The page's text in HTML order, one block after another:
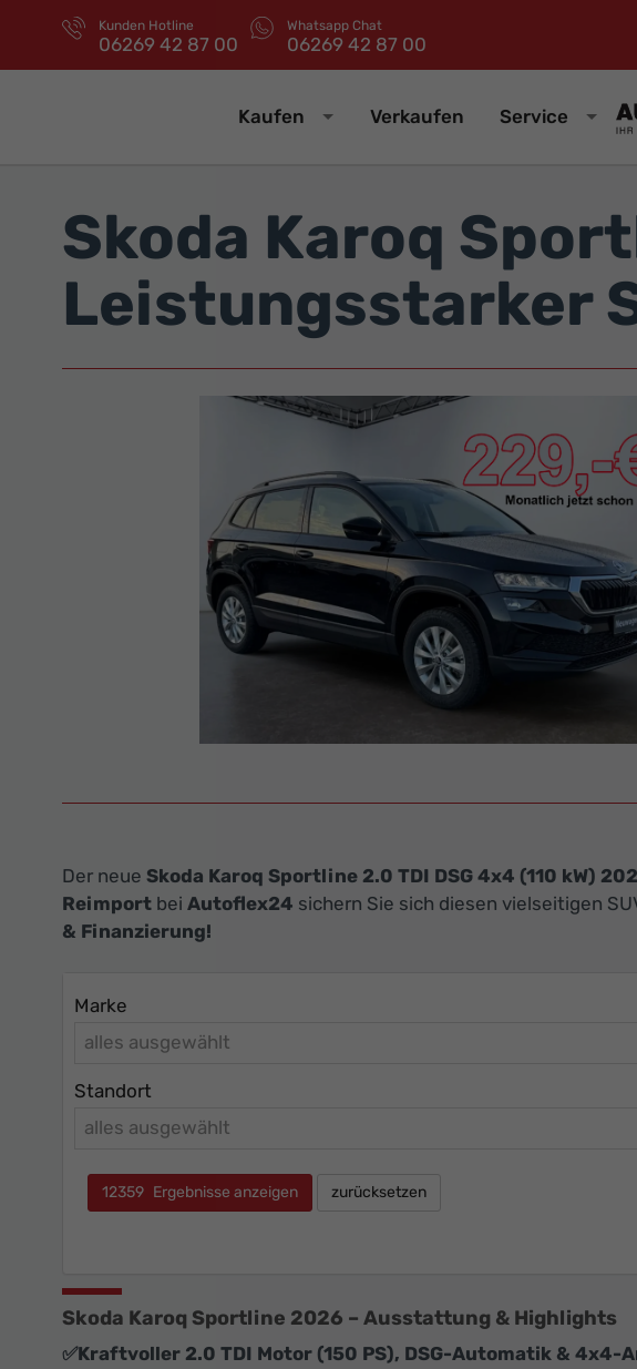
Kunden Hotline
06269 42 87 00
Whatsapp Chat
06269 42 87 00
Kaufen Verkaufen Service
Skoda Karoq
Leistungsstarker
Der neue Skoda Karoq Sportline 2.0 TDI DSG 4x4 (110 kW)
Reimport bei Autoflex24 sichern Sie sich diesen vielseitigen
& Finanzierung!
Marke
alles ausgewählt
Standort
alles ausgewählt
12359 Ergebnisse anzeigen zurücksetzen
Skoda Karoq Sportline 2026 – Ausstattung & Highlights
✅Kraftvoller 2.0 TDI Motor (150 PS), DSG-Automatik & 4x4-